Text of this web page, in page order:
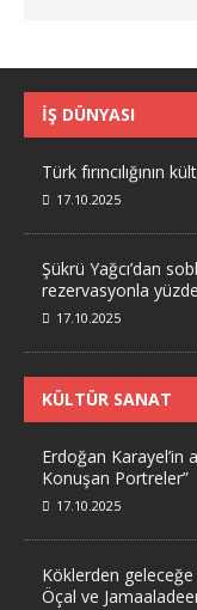
İŞ DÜNYASI
Türk fırıncılığının
17.10.2025
Şükrü Yağcı’dan
rezervasyonla
17.10.2025
KÜLTÜR SANAT
Erdoğan Karayel’in
Konuşan Portreler”
17.10.2025
Köklerden
Öçal ve